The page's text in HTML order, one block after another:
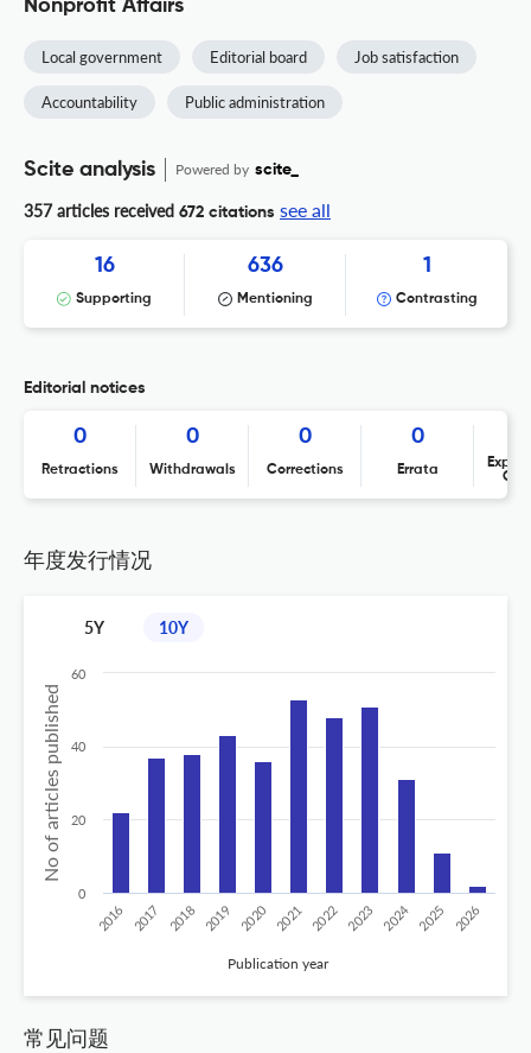
Nonprofit Affairs
Local government Editorial board Job satisfaction
Accountability Public administration
Scite analysis Powered by scite_
357 articles received 672 citations see all
16
Supporting
636
Mentioning
1
Contrasting
Editorial notices
0
Retractions
0
Withdrawals
0
Corrections
0
Errata
年度发行情况
5Y 10Y
No of articles published
Publication year
2016 2017 2018 2019 2020 2021 2022 2023 2024 2025 2026
0
20
40
60
常见问题